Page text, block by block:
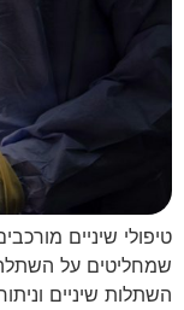
שמחליטים על השתלה
השתלות שיניים